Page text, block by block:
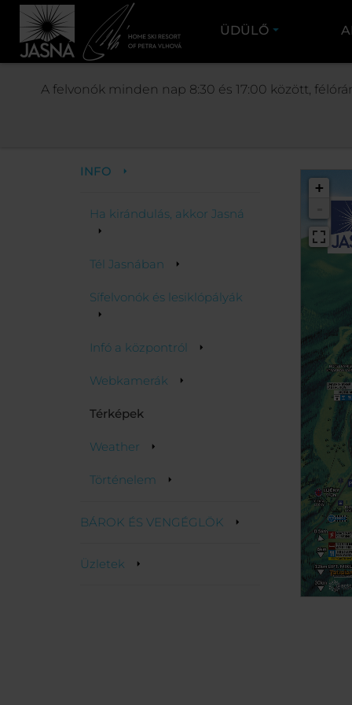
ÜDÜLŐ
INFO
Ha kirándulás, akkor Jasná
Tél Jasnában
Sífelvonók és lesiklópályák
Infó a központról
Webkamerák
Térképek
Weather
Történelem
BÁROK ÉS VENGÉGLÖK
Üzletek
+
A felvonók minden nap 8:30 és 17:00 között,